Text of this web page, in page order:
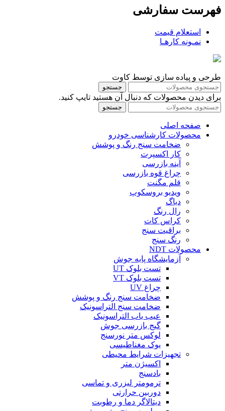
فهرست سفارشی
استعلام قیمت
نمـونه کارهـا
طرحی و پیاده سازی توسط کاوت
جستجو
برای دیدن محصولات که دنبال آن هستید تایپ کنید.
جستجو
صفحه اصلی
محصولات کارشناسی خودرو
ضخامت سنج رنگ و پوشش
کار اکسپرت
آینه بازرسی
چراغ قوه بازرسی
قلم مگنت
ویدیو بروسکوپ
دیاگ
رال رنگ
کراس کات
براقیت سنج
رنگ سنج
محصولات NDT
آزمایشگاه پایه جوش
تست بلوک UT
تست بلوک VT
چراغ UV
ضخامت سنج رنگ و پوشش
ضخامت سنج التراسونیک
عیب یاب التراسونیک
گیج بازرسی جوش
لوکس متر نورسنج
یوک مغناطیسی
تجهیزات شرایط محیطی
اکسیژن متر
بادسنج
ترمومتر لیزری و تماسی
دوربین حرارتی
دیتالاگر دما و رطوبت